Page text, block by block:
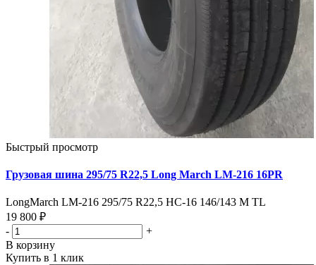
Быстрый просмотр
Грузовая шина 295/75 R22,5 Long March LM-216 16PR
LongMarch LM-216 295/75 R22,5 HC-16 146/143 M TL
19 800 ₽
-
+
В корзину
Купить в 1 клик